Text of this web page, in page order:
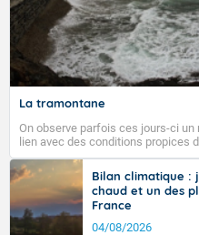
La tramontane
On observe parfois ces jours-ci
lien avec des conditions propices
tramontane ? Quelles sont ses
vent turbulent soufflant de secteur
ouest, dans un secteur qui part du
l’ouest de l’Hérault. L’étymologie
signifiant au-delà des monts, en
d’où provient ce vent.
Bilan climatique :
chaud et un des
France
04/08/2026